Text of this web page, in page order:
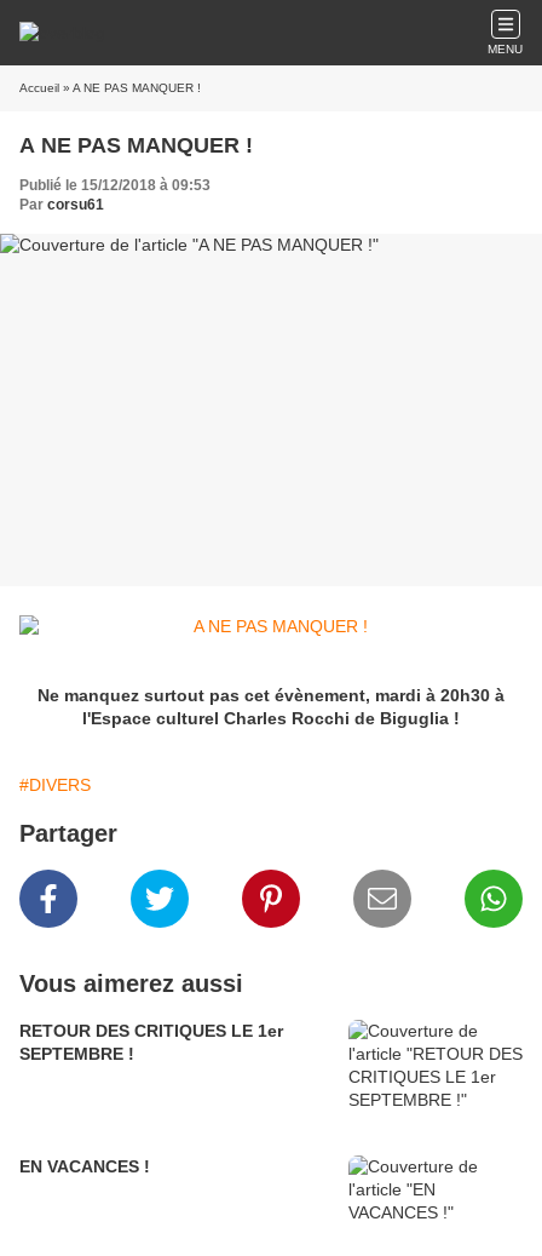
MENU
Accueil » A NE PAS MANQUER !
A NE PAS MANQUER !
Publié le 15/12/2018 à 09:53
Par corsu61
Ne manquez surtout pas cet évènement, mardi à 20h30 à
l'Espace culturel Charles Rocchi de Biguglia !
#DIVERS
Partager
Vous aimerez aussi
RETOUR DES CRITIQUES LE 1er
SEPTEMBRE !
EN VACANCES !